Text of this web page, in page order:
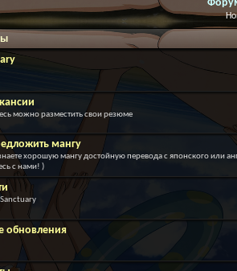
можно разместить свои резюме
мангу
хорошую мангу достойную перевода с японского или
с нами! )
обновления